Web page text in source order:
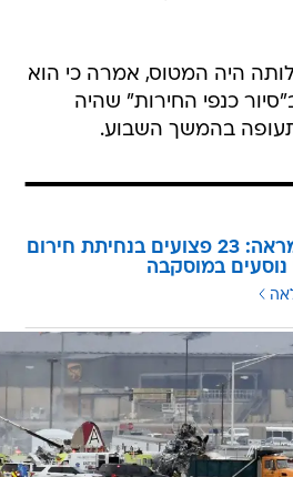
היה המטוס, אמרה כי הוא
כנפי החירות" שהיה
בהמשך השבוע.
נפגע בהמראה: 23 פצועים בנחיתת חירום
במוסקבה